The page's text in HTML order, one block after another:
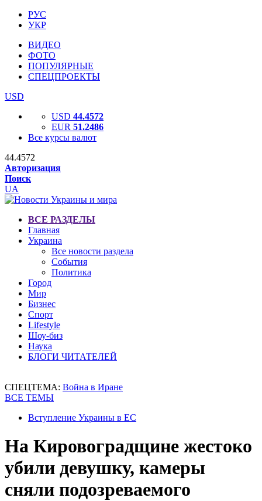
РУС
УКР
ВИДЕО
ФОТО
ПОПУЛЯРНЫЕ
СПЕЦПРОЕКТЫ
USD
USD 44.4572
EUR 51.2486
Все курсы валют
44.4572
Авторизация
Поиск
UA
ВСЕ РАЗДЕЛЫ
Главная
Украина
Все новости раздела
События
Политика
Город
Мир
Бизнес
Спорт
Lifestyle
Шоу-биз
Наука
БЛОГИ ЧИТАТЕЛЕЙ
СПЕЦТЕМА: Война в Иране
ВСЕ ТЕМЫ
Вступление Украины в ЕС
На Кировоградщине жестоко
убили девушку, камеры
сняли подозреваемого